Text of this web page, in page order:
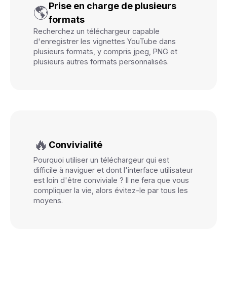
🌎Prise en charge de plusieurs
formats
Recherchez un téléchargeur capable
d'enregistrer les vignettes YouTube dans
plusieurs formats, y compris jpeg, PNG et
plusieurs autres formats personnalisés.
🔥 Convivialité
Pourquoi utiliser un téléchargeur qui est
difficile à naviguer et dont l'interface utilisateur
est loin d'être conviviale ? Il ne fera que vous
compliquer la vie, alors évitez-le par tous les
moyens.